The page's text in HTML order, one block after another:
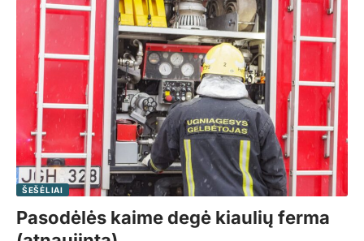
ŠEŠĖLIAI
Pasodėlės kaime degė kiaulių ferma